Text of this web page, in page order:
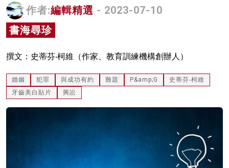
灼見活動
關於我們
作者:編輯精選 - 2023-07-10
書海尋珍
撰文：史蒂芬‧柯維（作家、教育訓練機構創辦人）
婚姻 犯罪 與成功有約 難題 P&amp;G
史蒂芬‧柯維
牙齒美白貼片
興訟